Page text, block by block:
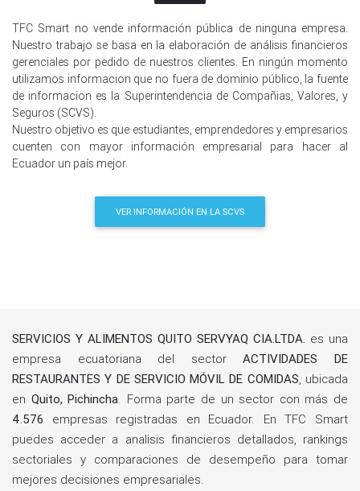
TFC Smart no vende información pública de ninguna empresa.
Nuestro trabajo se basa en la elaboración de análisis financieros
gerenciales por pedido de nuestros clientes. En ningún momento
utilizamos informacion que no fuera de dominio público, la fuente
de informacion es la Superintendencia de Compañias, Valores, y
Seguros (SCVS).
Nuestro objetivo es que estudiantes, emprendedores y empresarios
cuenten con mayor información empresarial para hacer al
Ecuador un país mejor.
VER INFORMACIÓN EN LA SCVS
SERVICIOS Y ALIMENTOS QUITO SERVYAQ CIA.LTDA. es una
empresa ecuatoriana del sectorACTIVIDADES DE
RESTAURANTES Y DE SERVICIO MÓVIL DE COMIDAS, ubicada
en Quito, Pichincha. Forma parte de un sector con más de
4.576 empresas registradas en Ecuador. En TFC Smart
puedes acceder a analisis financieros detallados, rankings
sectoriales y comparaciones de desempeño para tomar
mejores decisiones empresariales.